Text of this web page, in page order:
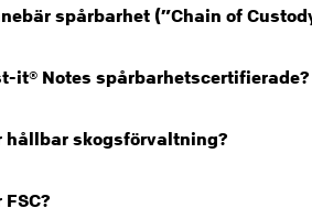
spårbarhet (”Chain of
it® Notes spårbarhetscertifierade?
hållbar skogsförvaltning?